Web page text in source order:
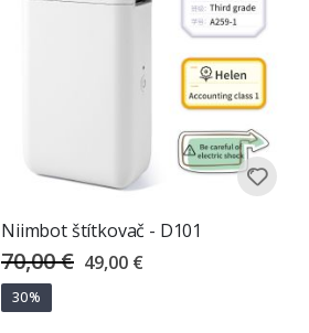
Niimbot štítkovač - D101
70,00 € Special
Price
49,00 €
30%